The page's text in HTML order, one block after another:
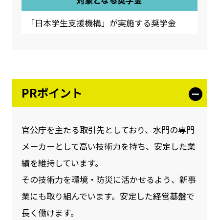
「日本学生支援機構」が実施する奨学金
PRポイント
官公庁を主たる取引先としており、水門の専門
メーカーとして高い技術力を持ち、安定した業
績を維持しています。
その技術力を環境・防災に活かせるよう、新事
業にも取り組んでいます。安定した経営基盤で
長く働けます。